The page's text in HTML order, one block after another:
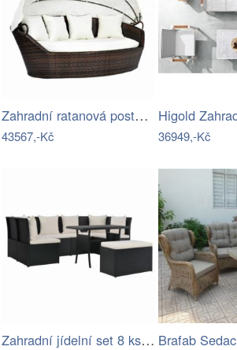
Zahradní ratanová postel s baldachýnem
43567,-Kč 36949,-Kč
Zahradní jídelní set 8 ks polyratan…